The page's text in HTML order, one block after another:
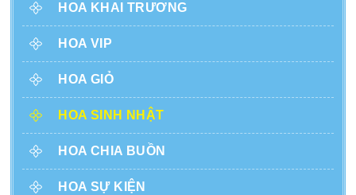
HOA KHAI TRƯƠNG
HOA VIP
HOA GIỎ
HOA SINH NHẬT
HOA CHIA BUỒN
HOA SỰ KIỆN